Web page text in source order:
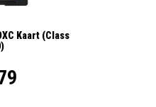
Kaart (Class